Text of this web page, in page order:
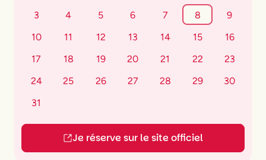
3
4 5 6 7 8
9
10
11 12 13 14 15
16
17
18 19 20 21 22
23
24
25 26 27 28 29
30
31
Je réserve sur le site officiel